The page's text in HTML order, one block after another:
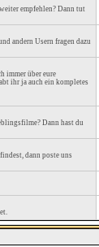
empfehlen? Dann tut
andern Usern fragen dazu
immer über eure
ihr ja auch ein kompletes
Dann hast du
dann poste uns